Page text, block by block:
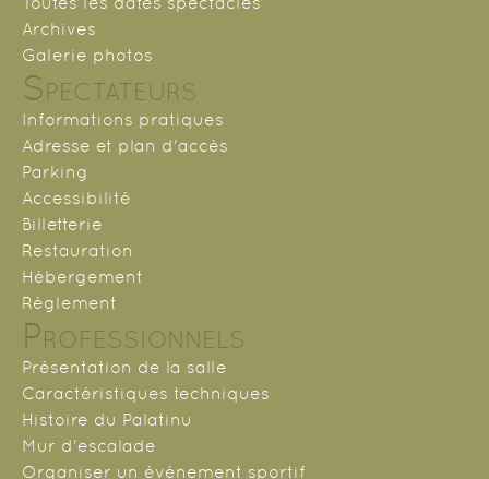
Archives
Galerie photos
Spectateurs
Informations pratiques
Adresse et plan d'accès
Parking
Accessibilité
Billetterie
Restauration
Hébergement
Règlement
Professionnels
Présentation de la salle
Caractéristiques techniques
Histoire du Palatinu
Mur d'escalade
Organiser un événement sportif